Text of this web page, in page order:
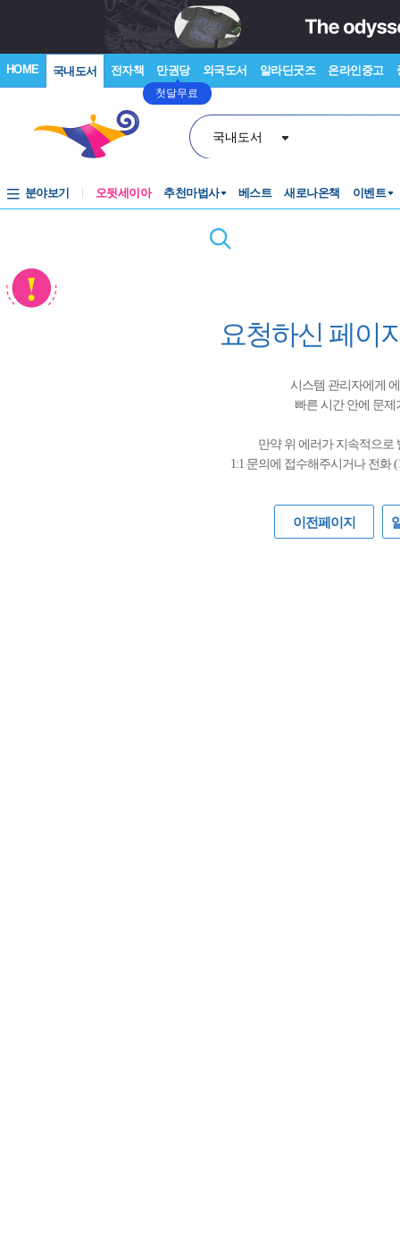
HOME 국내도서 전자책 만권당
첫달무료
외국도서 알라딘굿즈 온라인중고
국내도서
분야보기 오뒷세이아 추천마법사 베스트 새로나온책 이벤트
요청하신 페이
시스템 관리자에게
빠른 시간 안에 문
만약 위 에러가 지속적으로
1:1 문의에 접수해주시거나 전화 (
이전페이지